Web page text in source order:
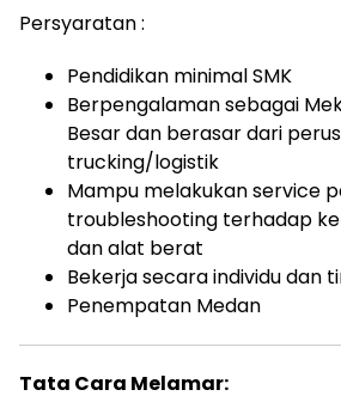
Persyaratan :
Pendidikan minimal SMK
Berpengalaman sebagai
Besar dan berasar dari
trucking/logistik
Mampu melakukan service
troubleshooting terhadap
dan alat berat
Bekerja secara individu dan
Penempatan Medan
Tata Cara Melamar: